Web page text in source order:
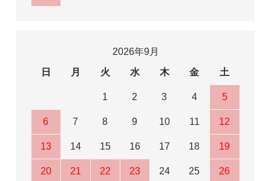
2026年9月
日
月 火 水 木 金 土
1 2 3 4 5
6 7 8 9 10 11 12
13 14 15 16 17 18 19
20 21 22 23 24 25 26